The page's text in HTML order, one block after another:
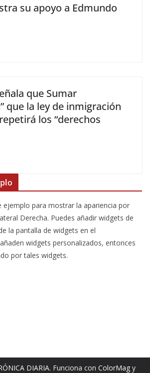
su apoyo a Edmundo
que Sumar
que la ley de inmigración
los “derechos
ejemplo para mostrar la apariencia por
Derecha. Puedes añadir widgets de
la pantalla de widgets en el
widgets personalizados, entonces
por tales widgets.
DIARIA. Funciona con ColorMag y